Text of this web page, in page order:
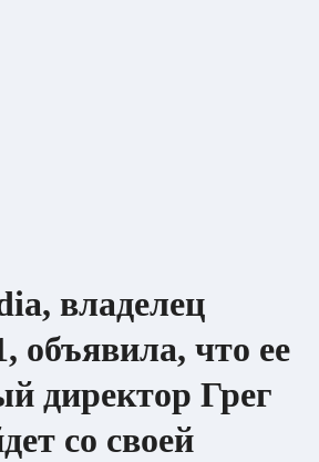
владелец
что ее
директор Грег
со своей